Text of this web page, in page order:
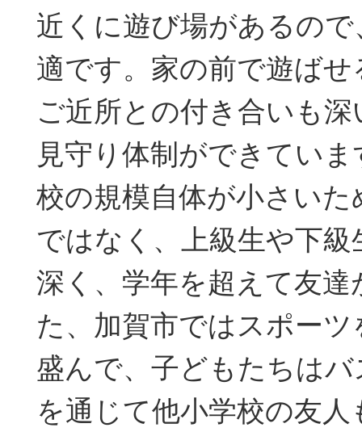
近くに遊び場があるの
適です。家の前で遊ば
ご近所との付き合いも
見守り体制ができてい
校の規模自体が小さいた
ではなく、上級生や下
深く、学年を超えて友
た、加賀市ではスポー
盛んで、子どもたちは
を通じて他小学校の友